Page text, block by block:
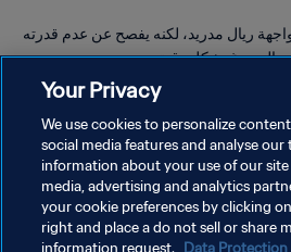
ريال مدريد، لكنه يفصح عن عدم قدرته
بشكلٍ دقيق.
Your Privacy
We use cookies to personalize
social media features and analyse our
information about your use of our
media, advertising and analytics
your cookie preferences by clicking
right and place a do not sell or share
information request. Data Protection